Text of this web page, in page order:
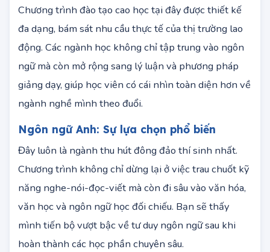
điểm
Chương trình đào tạo cao học tại đây được thiết kế
đa dạng, bám sát nhu cầu thực tế của thị trường lao
động. Các ngành học không chỉ tập trung vào ngôn
ngữ mà còn mở rộng sang lý luận và phương pháp
giảng dạy, giúp học viên có cái nhìn toàn diện hơn về
ngành nghề mình theo đuổi.
Ngôn ngữ Anh: Sự lựa chọn phổ biến
Đây luôn là ngành thu hút đông đảo thí sinh nhất.
Chương trình không chỉ dừng lại ở việc trau chuốt kỹ
năng nghe-nói-đọc-viết mà còn đi sâu vào văn hóa,
văn học và ngôn ngữ học đối chiếu. Bạn sẽ thấy